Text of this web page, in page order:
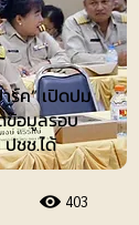
ร์ค” เปิดปม
ข้อมูลรอบ
ชช.ได้
403